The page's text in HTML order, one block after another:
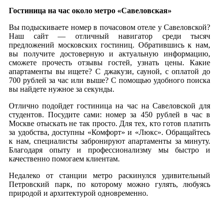
Гостиница на час около метро «Савеловская»
Вы подыскиваете номер в почасовом отеле у Савеловской?
Наш сайт — отличный навигатор среди тысяч
предложений московских гостиниц. Обратившись к нам,
вы получите достоверную и актуальную информацию,
сможете прочесть отзывы гостей, узнать цены. Какие
апартаменты вы ищете? С джакузи, сауной, с оплатой до
700 рублей за час или выше? С помощью удобного поиска
вы найдете нужное за секунды.
Отлично подойдет гостиница на час на Савеловской для
студентов. Посудите сами: номер за 450 рублей в час в
Москве отыскать не так просто. Для тех, кто готов платить
за удобства, доступны «Комфорт» и «Люкс». Обращайтесь
к нам, специалисты забронируют апартаменты за минуту.
Благодаря опыту и профессионализму мы быстро и
качественно помогаем клиентам.
Недалеко от станции метро раскинулся удивительный
Петровский парк, по которому можно гулять, любуясь
природой и архитектурой одновременно.